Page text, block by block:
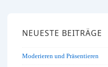
NEUESTE BEITRÄGE
Moderieren und Präsentieren